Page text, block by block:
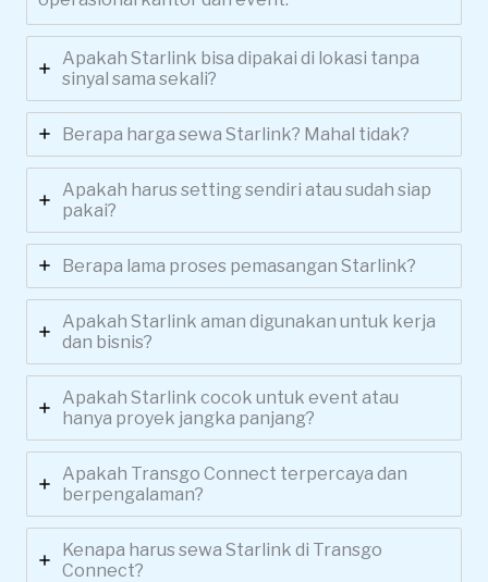
Apakah Starlink bisa dipakai di lokasi tanpa
sinyal sama sekali?
Berapa harga sewa Starlink? Mahal tidak?
Apakah harus setting sendiri atau sudah siap
pakai?
Berapa lama proses pemasangan Starlink?
Apakah Starlink aman digunakan untuk kerja
dan bisnis?
Apakah Starlink cocok untuk event atau
hanya proyek jangka panjang?
Apakah Transgo Connect terpercaya dan
berpengalaman?
Kenapa harus sewa Starlink di Transgo
Connect?